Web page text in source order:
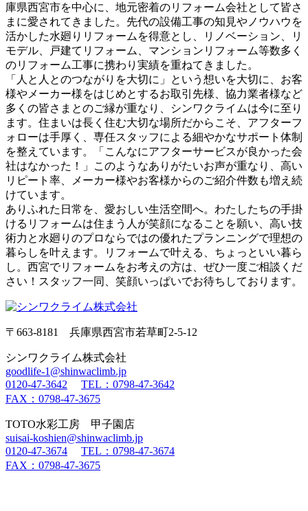
庫県西宮市を中心に、地元密着のリフォーム会社として皆さ
まに愛されてきました。先代の設備工事の知見やノウハウを
活かした水廻りリフォームを得意とし、リノベーション、リ
モデル、戸建てリフォーム、マンションリフォーム等数多く
のリフォーム工事に携わり実績を重ねてきました。
「人と人とのつながりを大切に」という想いを大切に、お客
様やメーカー様をはじめとするお取引先様、協力業者様など
多くの皆さまとのご縁が重なり、シンワクライムは今に至り
ます。住まいは長く住む大切な場所だからこそ、アフターフ
ォローは手厚く、専任スタッフによる細やかなサポート体制
を整えています。「こんなにアフターサービスが良かった会
社はなかった！」このようなありがたいお声が重なり、高い
リピート率、メーカー様やお客様からのご紹介件数も増え続
けています。
ありふれた日常を、愛おしい生活空間へ。わたしたちの手掛
けるリフォームは住まう人が笑顔になることを願い、高い技
術力と水廻りのプロならではの優れたプランニングで理想の
暮らしを叶えます。リフォームで叶える、ちょっといい暮ら
し。西宮でリフォームをお考えの方は、ぜひ一度ご相談くだ
さい！スタッフ一同、笑顔いっぱいでお待ちしております。
〒663-8181 兵庫県西宮市若草町2-5-12
シンワクライム株式会社
goodlife-1@shinwaclimb.jp
0120-47-3642
TEL：0798-47-3642
FAX：0798-47-3675
TOTO水彩工房 甲子園店
suisai-koshien@shinwaclimb.jp
0120-47-3674
TEL：0798-47-3674
FAX：0798-47-3675